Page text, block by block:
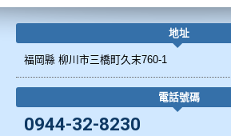
地址
福岡縣 柳川市三橋町久末760-1
電話號碼
0944-32-8230